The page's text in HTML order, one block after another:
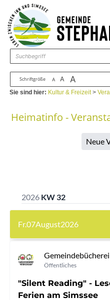
Zum Inhalt ,zur Navigation
Schriftgröße A A A
Sie sind hier: Kultur & Freizeit>
Heimatinfo -